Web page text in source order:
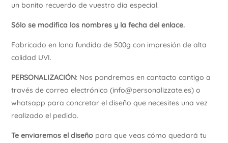
un bonito recuerdo de vuestro día especial.
Sólo se modifica los nombres y la fecha del enlace.
Fabricado en lona fundida de 500g con impresión de alta
calidad UVI.
PERSONALIZACIÓN: Nos pondremos en contacto contigo a
través de correo electrónico (info@personalizzate.es) o
whatsapp para concretar el diseño que necesites una vez
realizado el pedido.
Te enviaremos el diseñopara que veas cómo quedará tu